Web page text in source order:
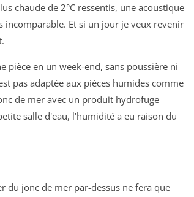
chaude de 2°C ressentis, une acoustique
incomparable. Et si un jour je veux revenir
pièce en un week-end, sans poussière ni
pas adaptée aux pièces humides comme
de mer avec un produit hydrofuge
salle d'eau, l'humidité a eu raison du
du jonc de mer par-dessus ne fera que